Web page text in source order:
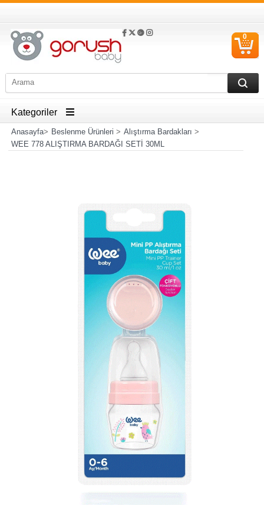
0
Kategoriler
Anasayfa> Beslenme Ürünleri > Alıştırma Bardakları >
WEE 778 ALIŞTIRMA BARDAĞI SETİ 30ML